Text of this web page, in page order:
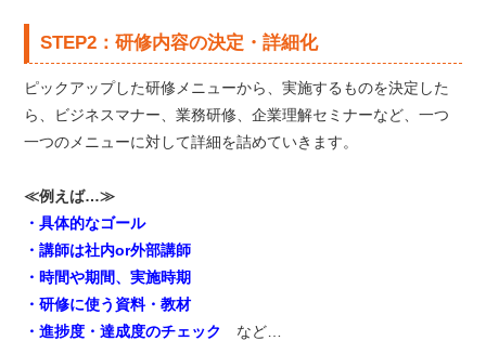
STEP2：研修内容の決定・詳細化
ピックアップした研修メニューから、実施するものを決定した
ら、ビジネスマナー、業務研修、企業理解セミナーなど、一つ
一つのメニューに対して詳細を詰めていきます。
≪例えば…≫
・具体的なゴール
・講師は社内or外部講師
・時間や期間、実施時期
・研修に使う資料・教材
・進捗度・達成度のチェック
など…